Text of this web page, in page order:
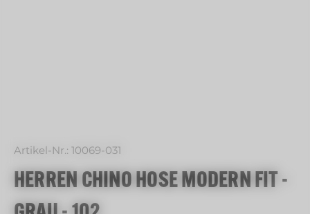
Artikel-Nr.: 10069-031
HERREN CHINO HOSE MODERN FIT -